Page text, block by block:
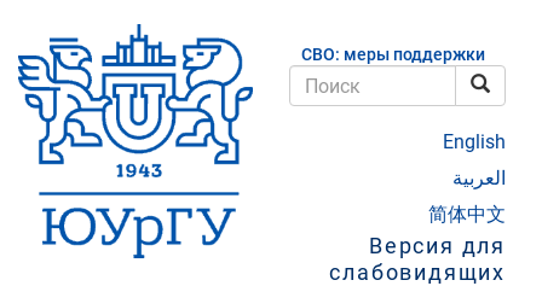
основному
содержанию
СВО: меры поддержки
English
العربية
简体中文
Версия для
слабовидящих